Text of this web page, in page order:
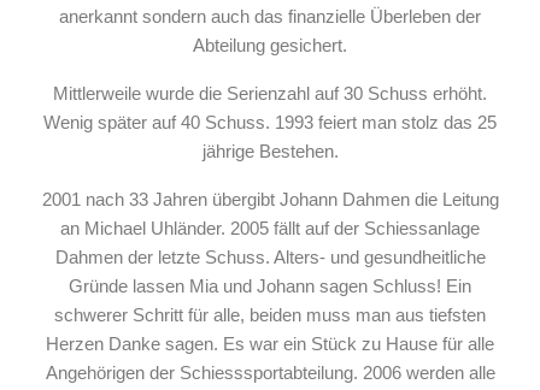
anerkannt sondern auch das finanzielle Überleben der
Abteilung gesichert.
Mittlerweile wurde die Serienzahl auf 30 Schuss erhöht.
Wenig später auf 40 Schuss. 1993 feiert man stolz das 25
jährige Bestehen.
2001 nach 33 Jahren übergibt Johann Dahmen die Leitung
an Michael Uhländer. 2005 fällt auf der Schiessanlage
Dahmen der letzte Schuss. Alters- und gesundheitliche
Gründe lassen Mia und Johann sagen Schluss! Ein
schwerer Schritt für alle, beiden muss man aus tiefsten
Herzen Danke sagen. Es war ein Stück zu Hause für alle
Angehörigen der Schiesssportabteilung. 2006 werden alle